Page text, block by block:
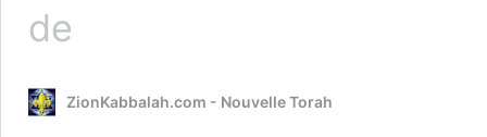
de
ZionKabbalah.com - Nouvelle Torah